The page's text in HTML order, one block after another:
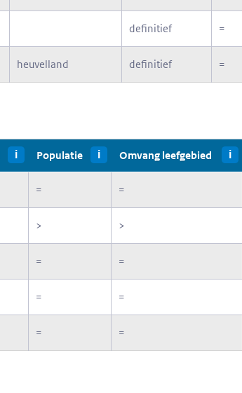
definitief =
heuvelland definitief =
i Populatie i Omvang leefgebied i
= =
> >
= =
= =
= =